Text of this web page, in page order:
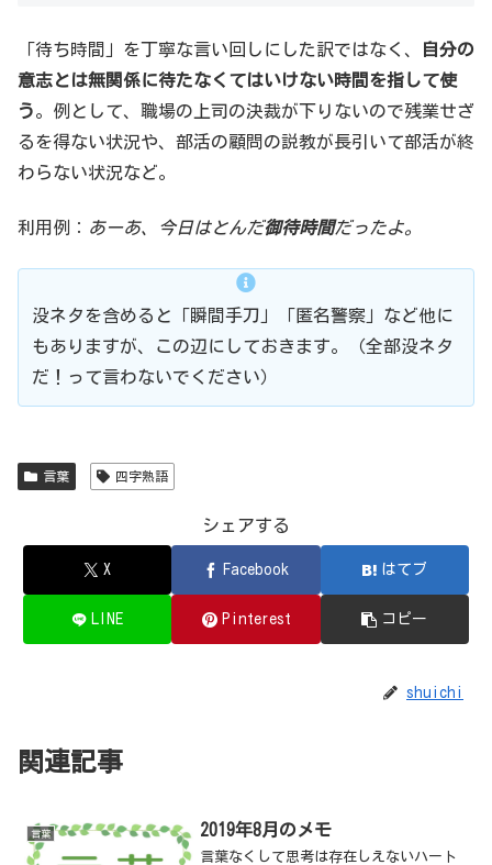
「待ち時間」を丁寧な言い回しにした訳ではなく、
自分の
意志とは無関係に待たなくてはいけない時間を指して使
う。例として、職場の上司の決裁が下りないので残業せざ
るを得ない状況や、部活の顧問の説教が長引いて部活が終
わらない状況など。
利用例： あーあ、今日はとんだ御待時間だったよ。
没ネタを含めると「瞬間手刀」「匿名警察」など他に
もありますが、この辺にしておきます。（全部没ネタ
だ！って言わないでください）
言葉 四字熟語
シェアする
X Facebook はてブ
LINE Pinterest コピー
shuichi
関連記事
言葉 2019年8月のメモ
言葉なくして思考は存在しえないハート